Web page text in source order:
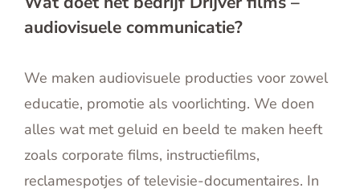
English
audiovisuele communicatie?
We maken audiovisuele producties voor zowel
educatie, promotie als voorlichting. We doen
alles wat met geluid en beeld te maken heeft
zoals corporate films, instructiefilms,
reclamespotjes of televisie-documentaires. In